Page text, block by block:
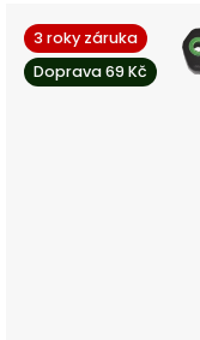
3 roky záruka
Doprava 69 Kč